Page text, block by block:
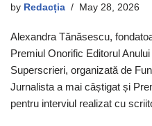
by Redacția May 28, 2026
Alexandra Tănăsescu,
Premiul Onorific Editorul
Superscrieri, organizată de
Jurnalista a mai câștigat și
pentru interviul realizat cu